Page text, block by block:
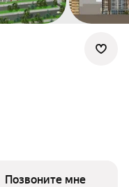
Позвоните мне